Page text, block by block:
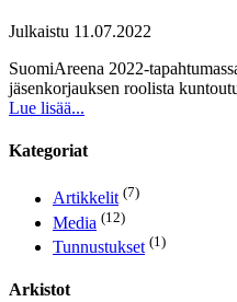
Julkaistu 11.07.2022
SuomiAreena 2022-
jäsenkorjauksen roolista
Lue lisää...
Kategoriat
Artikkelit (7)
Media (12)
Tunnustukset (1)
Arkistot